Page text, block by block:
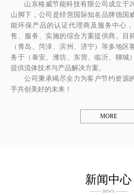
山东格威节能科技有限公司成立于
山脚下，公司是经营国际知名品牌德国
能环保产品的认证代理商及服务中心
售、服务、实施的综合方案提供商。目
（青岛、菏泽、滨州、济宁）等多地区
务于（泰安、潍坊、东营、临沂、聊城
提供流体技术与产品解决方案。
公司秉承竭尽全力为客户节约资源
手共创美好的未来！
MORE
新闻中心
—— news ——